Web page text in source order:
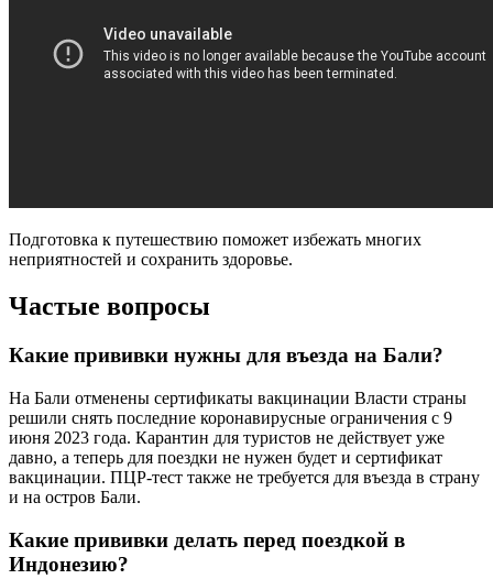
Подготовка к путешествию поможет избежать многих
неприятностей и сохранить здоровье.
Частые вопросы
Какие прививки нужны для въезда на Бали?
На Бали отменены сертификаты вакцинации Власти страны
решили снять последние коронавирусные ограничения с 9
июня 2023 года. Карантин для туристов не действует уже
давно, а теперь для поездки не нужен будет и сертификат
вакцинации. ПЦР-тест также не требуется для въезда в страну
и на остров Бали.
Какие прививки делать перед поездкой в
Индонезию?